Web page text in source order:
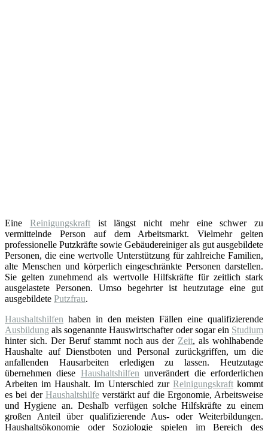
Eine Reinigungskraftist längst nicht mehr eine schwer zu
vermittelnde Person auf dem Arbeitsmarkt. Vielmehr gelten
professionelle Putzkräfte sowie Gebäudereiniger als gut ausgebildete
Personen, die eine wertvolle Unterstützung für zahlreiche Familien,
alte Menschen und körperlich eingeschränkte Personen darstellen.
Sie gelten zunehmend als wertvolle Hilfskräfte für zeitlich stark
ausgelastete Personen. Umso begehrter ist heutzutage eine gut
ausgebildete Putzfrau.
Haushaltshilfen haben in den meisten Fällen eine qualifizierende
Ausbildung als sogenannte Hauswirtschafter oder sogar ein Studium
hinter sich. Der Beruf stammt noch aus der Zeit, als wohlhabende
Haushalte auf Dienstboten und Personal zurückgriffen, um die
anfallenden Hausarbeiten erledigen zu lassen. Heutzutage
übernehmen diese Haushaltshilfen unverändert die erforderlichen
Arbeiten im Haushalt. Im Unterschied zur Reinigungskraftkommt
es bei der Haushaltshilfeverstärkt auf die Ergonomie, Arbeitsweise
und Hygiene an. Deshalb verfügen solche Hilfskräfte zu einem
großen Anteil über qualifizierende Aus- oder Weiterbildungen.
Haushaltsökonomie oder Soziologie spielen im Bereich des